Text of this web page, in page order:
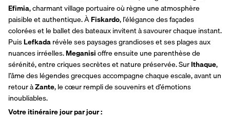
Efimia, charmant village portuaire où règne une atmosphère
paisible et authentique. À Fiskardo, l’élégance des façades
colorées et le ballet des bateaux invitent à savourer chaque instant.
Puis Lefkada révèle ses paysages grandioses et ses plages aux
nuances irréelles. Meganisi offre ensuite une parenthèse de
sérénité, entre criques secrètes et nature préservée. Sur Ithaque,
l’âme des légendes grecques accompagne chaque escale, avant un
retour à Zante, le cœur rempli de souvenirs et d’émotions
inoubliables.
Votre itinéraire jour par jour :